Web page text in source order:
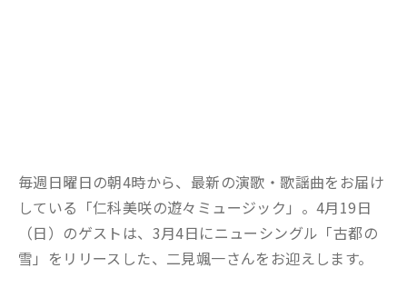
毎週日曜日の朝4時から、最新の演歌・歌謡曲をお届け
している「仁科美咲の遊々ミュージック」。4月19日
（日）のゲストは、3月4日にニューシングル「古都の
雪」をリリースした、二見颯一さんをお迎えします。